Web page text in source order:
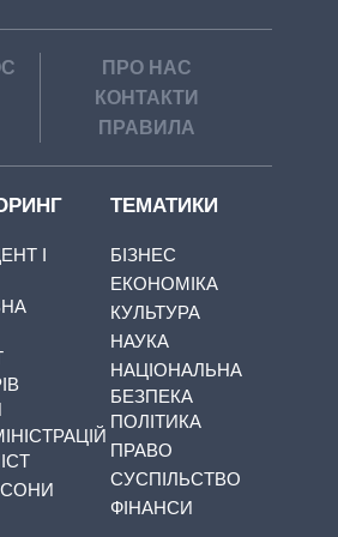
ПРО НАС
КОНТАКТИ
ПРАВИЛА
І
ТЕМАТИКИ
БІЗНЕС
ЕКОНОМІКА
КУЛЬТУРА
НАУКА
НАЦІОНАЛЬНА
БЕЗПЕКА
ПОЛІТИКА
ПРАВО
СУСПІЛЬСТВО
ФІНАНСИ